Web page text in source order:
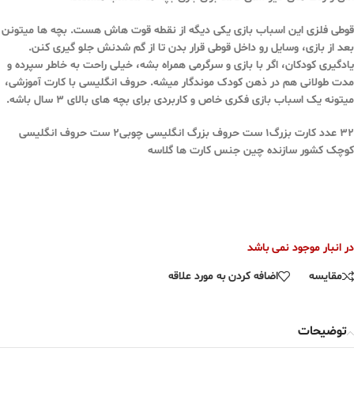
قوطی فلزی این اسباب بازی یکی دیگه از نقطه قوت هاش هست. بچه ها میتونن
بعد از بازی، وسایل رو داخل قوطی قرار بدن تا از گم شدنش جلو گیری کنن.
یادگیری کودکان، اگر با بازی و سرگرمی همراه بشه، خیلی راحت به خاطر سپرده و
مدت طولانی هم در ذهن کودک موندگار میشه. حروف انگلیسی با کارت آموزشی،
میتونه یک اسباب بازی فکری خاص و کاربردی برای بچه های بالای 3 سال باشه.
32 عدد کارت بزرگ1 ست حروف بزرگ انگلیسی چوبی2 ست حروف انگلیسی
کوچک کشور سازنده چین جنس کارت ها گلاسه
در انبار موجود نمی باشد
مقایسه
اضافه کردن به مورد علاقه
توضیحات